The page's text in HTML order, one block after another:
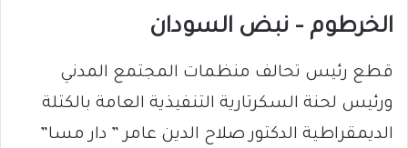
الخرطوم – نبض السودان
قطع رئيس تحالف منظمات المجتمع المدني
ورئيس لحنة السكرتارية التنفيذية العامة بالكتلة
الديمقراطية الدكتور صلاح الدين عامر ” دار مسا”